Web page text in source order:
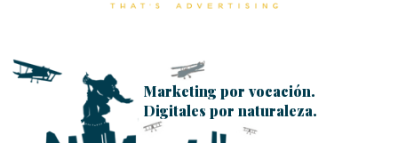
Marketing por vocación.
Digitales por naturaleza.